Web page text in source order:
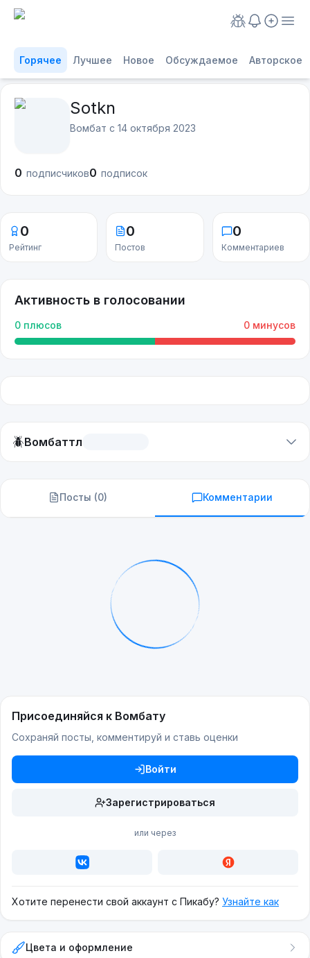
Горячее Лучшее Новое Обсуждаемое Авторское
Sotkn
Вомбат с 14 октября 2023
0 подписчиков0 подписок
0
Рейтинг
0
Постов
0
Комментариев
Активность в голосовании
0 плюсов 0 минусов
🪲Вомбаттл
Посты (0) Комментарии
Присоединяйся к Вомбату
Сохраняй посты, комментируй и ставь оценки
Войти
Зарегистрироваться
или через
Хотите перенести свой аккаунт с Пикабу? Узнайте как
Цвета и оформление